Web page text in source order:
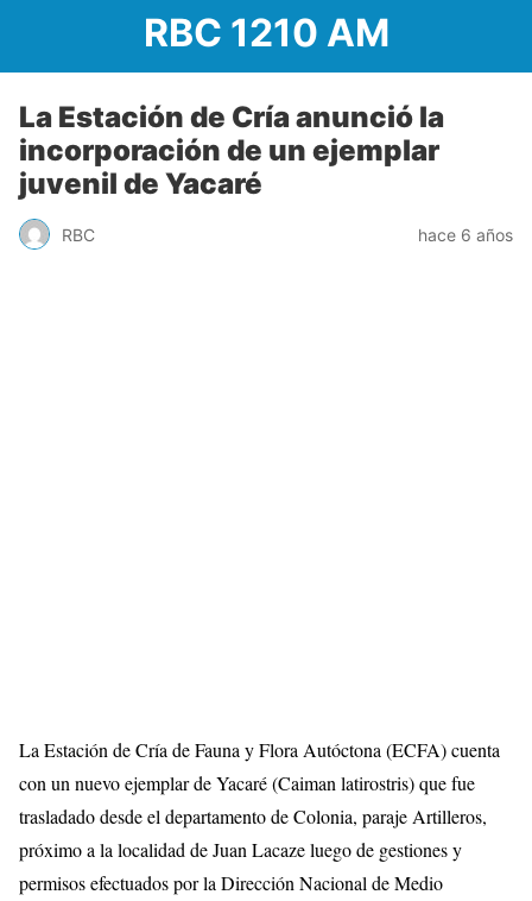
RBC 1210 AM
La Estación de Cría anunció la
incorporación de un ejemplar
juvenil de Yacaré
RBC hace 6 años
La Estación de Cría de Fauna y Flora Autóctona (ECFA) cuenta
con un nuevo ejemplar de Yacaré (Caiman latirostris) que fue
trasladado desde el departamento de Colonia, paraje Artilleros,
próximo a la localidad de Juan Lacaze luego de gestiones y
permisos efectuados por la Dirección Nacional de Medio